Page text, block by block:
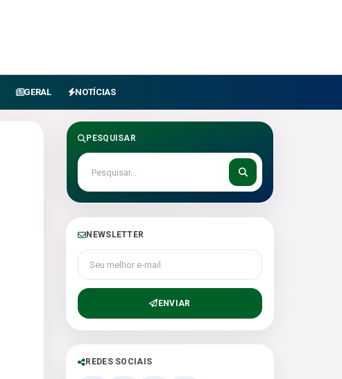
GERAL NOTÍCIAS
PESQUISAR
NEWSLETTER
Seu melhor e-mail
ENVIAR
REDES SOCIAIS